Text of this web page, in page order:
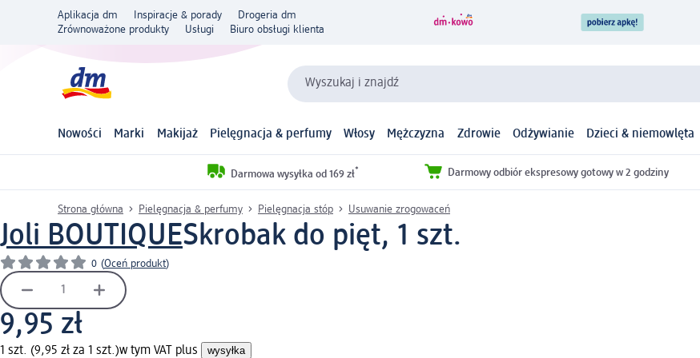
Aplikacja dm Inspiracje & porady
Drogeria dm
Zrównoważone produkty
Usługi Biuro obsługi klienta
Wyszukaj i znajdź
Nowości Marki Makijaż Pielęgnacja & perfumy Włosy Mężczyzna Zdrowie Odżywianie Dzieci & niemowlęta
Darmowa wysyłka od 169 zł* Darmowy odbiór ekspresowy gotowy w 2 godziny
Strona główna Pielęgnacja & perfumy Pielęgnacja stóp Usuwanie zrogowaceń
Joli BOUTIQUESkrobak do pięt, 1 szt.
0 (Oceń produkt)
9,95 zł
1 szt. (9,95 zł za 1 szt.)w tym VAT plus wysyłka